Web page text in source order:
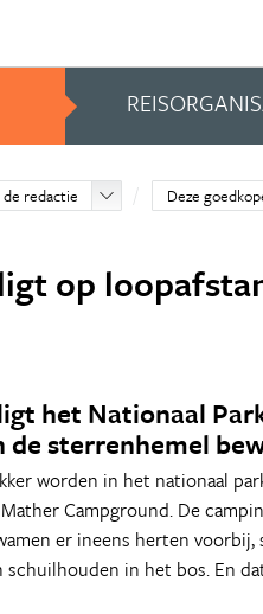
de redactie Deze
op
het Nationaal
sterrenhemel
worden in het nationaal
Campground. De
er ineens herten voorbij,
in het bos. En